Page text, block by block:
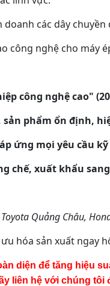
doanh các dây
công nghệ cho máy
công nghệ cao"
phẩm ổn định,
ứng mọi yêu cầu
chế, xuất khẩu
Quảng Châu,
hóa sản xuất ngay
diện để tăng hiệu
liên hệ với chúng tôi